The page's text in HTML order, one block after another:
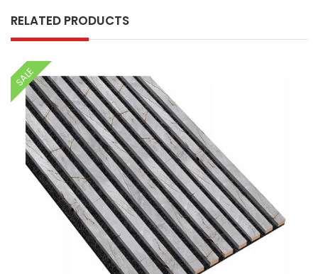
RELATED PRODUCTS
SALE